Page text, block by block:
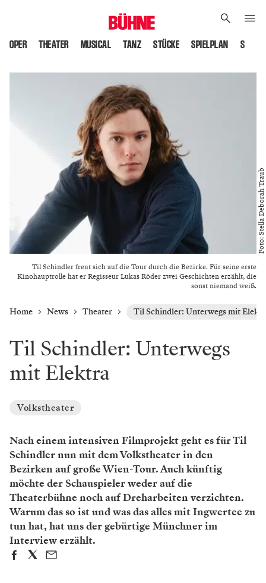
OPER THEATER MUSICAL TANZ STÜCKE SPIELPLAN
Til Schindler freut sich auf die Tour durch die Bezirke. Für seine erste
Kinohauptrolle hat er Regisseur Lukas Röder zwei Geschichten erzählt, die
sonst niemand weiß.
Foto: Stella Deborah Traub
Home News Theater Til Schindler: Unterwegs mit
Til Schindler: Unterwegs
mit Elektra
Volkstheater
Nach einem intensiven Filmprojekt geht es für Til
Schindler nun mit dem Volkstheater in den
Bezirken auf große Wien-Tour. Auch künftig
möchte der Schauspieler weder auf die
Theaterbühne noch auf Dreharbeiten verzichten.
Warum das so ist und was das alles mit Ingwertee zu
tun hat, hat uns der gebürtige Münchner im
Interview erzählt.